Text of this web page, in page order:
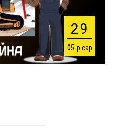
29
05-р сар